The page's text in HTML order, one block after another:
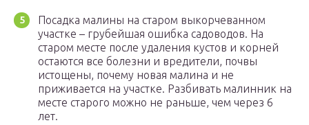
Посадка малины на старом выкорчеванном
участке – грубейшая ошибка садоводов. На
старом месте после удаления кустов и корней
остаются все болезни и вредители, почвы
истощены, почему новая малина и не
приживается на участке. Разбивать малинник на
месте старого можно не раньше, чем через 6
лет.